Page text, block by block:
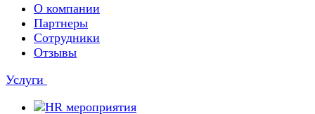
О компании
Партнеры
Сотрудники
Отзывы
Услуги